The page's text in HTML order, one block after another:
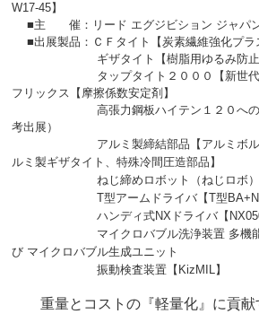
W17-45】
■主 催：リード エグジビション ジャパ
■出展製品： ＣＦタイト【炭素繊維強化プラ
ギザタイト【樹脂用ゆるみ防止セル
タップタイト２０００【新世
フリックス【摩擦係数安定剤】
高張力鋼板ハイテン１２０へのセ
考出展）
アルミ製締結部品【アルミボルト
ルミ製ギザタイト、特殊冷間圧造部品】
ねじ締めロボット（ねじロボ）【
T型アームドライバ【T型BA+NX
ハンディ式NXドライバ【
マイクロバブル洗浄装置 多機能型
び マイクロバブル生成ユニット
振動検査装置【KizMIL】
重量とコストの『軽量化』に貢献